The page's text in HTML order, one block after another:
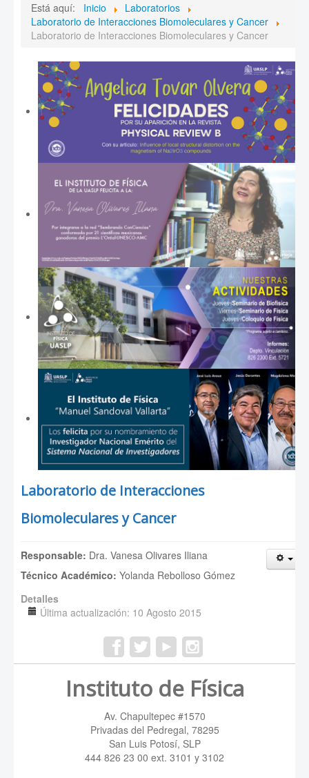
CONACYT
Sociedad Mexicana de Física
PROMEP
Está aquí: Inicio
Laboratorios
Laboratorio de Interacciones Biomoleculares y Cancer
Laboratorio de Interacciones Biomoleculares y Cancer
Laboratorio de Interacciones
Biomoleculares y Cancer
Responsable: Dra. Vanesa Olivares Iliana
Técnico Académico: Yolanda Rebolloso Gómez
Detalles
Última actualización: 10 Agosto 2015
Instituto de Física
Av. Chapultepec #1570
Privadas del Pedregal, 78295
San Luis Potosí, SLP
444 826 23 00 ext. 3101 y 3102